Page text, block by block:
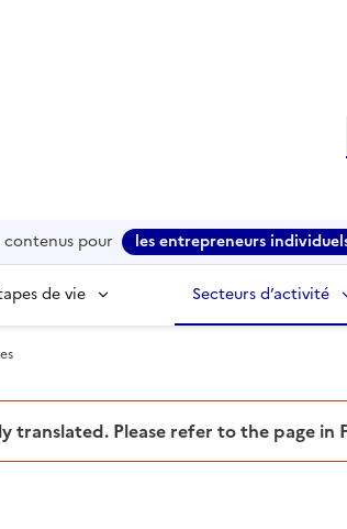
contenus pour les entrepreneurs
de vie Secteurs d’activité
translated. Please refer to the page in